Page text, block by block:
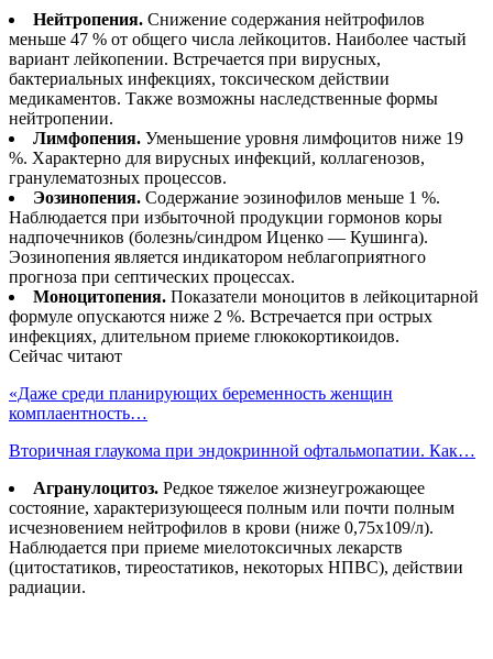
Нейтропения. Снижение содержания нейтрофилов
меньше 47 % от общего числа лейкоцитов. Наиболее частый
вариант лейкопении. Встречается при вирусных,
бактериальных инфекциях, токсическом действии
медикаментов. Также возможны наследственные формы
нейтропении.
Лимфопения. Уменьшение уровня лимфоцитов ниже 19
%. Характерно для вирусных инфекций, коллагенозов,
гранулематозных процессов.
Эозинопения. Содержание эозинофилов меньше 1 %.
Наблюдается при избыточной продукции гормонов коры
надпочечников (болезнь/синдром Иценко — Кушинга).
Эозинопения является индикатором неблагоприятного
прогноза при септических процессах.
Моноцитопения. Показатели моноцитов в лейкоцитарной
формуле опускаются ниже 2 %. Встречается при острых
инфекциях, длительном приеме глюкокортикоидов.
Сейчас читают
«Даже среди планирующих беременность женщин
комплаентность…
Вторичная глаукома при эндокринной офтальмопатии. Как…
Агранулоцитоз. Редкое тяжелое жизнеугрожающее
состояние, характеризующееся полным или почти полным
исчезновением нейтрофилов в крови (ниже 0,75х109/л).
Наблюдается при приеме миелотоксичных лекарств
(цитостатиков, тиреостатиков, некоторых НПВС), действии
радиации.